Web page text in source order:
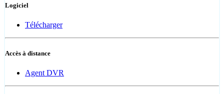
Logiciel
Télécharger
Accès à distance
Agent DVR